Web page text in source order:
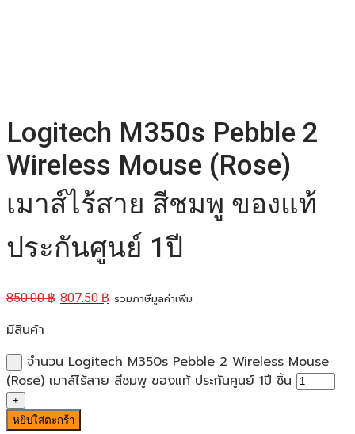
Logitech M350s Pebble 2
Wireless Mouse (Rose)
เมาส์ไร้สาย สีชมพู ของแท้
ประกันศูนย์ 1ปี
850.00฿ 807.50 ฿ รวมภาษีมูลค่าเพิ่ม
มีสินค้า
จำนวน Logitech M350s Pebble 2 Wireless Mouse
(Rose) เมาส์ไร้สาย สีชมพู ของแท้ ประกันศูนย์ 1ปี ชิ้น
หยิบใส่ตะกร้า